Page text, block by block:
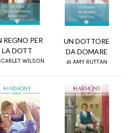
REGNO PER
LA DOTT
WILSON
UN DOTTORE
DA DOMARE
di AMY RUTTAN